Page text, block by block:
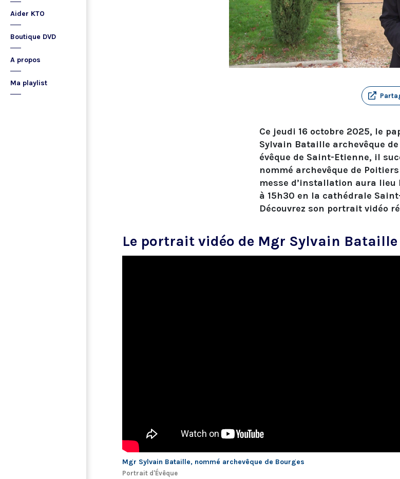
Aider KTO
Boutique DVD
A propos
Ma playlist
Ce jeudi 16 octobre 2025, le
Sylvain Bataille archevêque
évêque de Saint-Etienne, il
nommé archevêque de
messe d’installation aura
à 15h30 en la cathédrale
Découvrez son portrait vidéo
Le portrait vidéo de Mgr Sylvain Bataille
Mgr Sylvain Bataille, nommé archevêque de Bourges
Portrait d'Évêque